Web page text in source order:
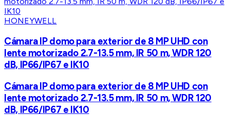
HONEYWELL
Cámara IP domo para exterior de 8 MP UHD con
lente motorizado 2.7-13.5 mm, IR 50 m, WDR 120
dB, IP66/IP67 e IK10
Cámara IP domo para exterior de 8 MP UHD con
lente motorizado 2.7-13.5 mm, IR 50 m, WDR 120
dB, IP66/IP67 e IK10